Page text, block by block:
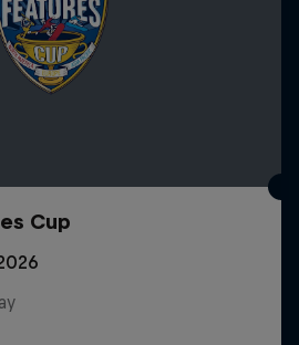
Cup